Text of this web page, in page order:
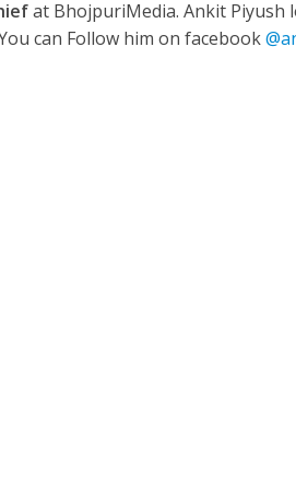
at BhojpuriMedia. Ankit Piyush
can Follow him on facebook